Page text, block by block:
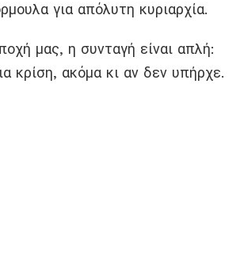
για απόλυτη κυριαρχία.
μας, η συνταγή είναι απλή:
κρίση, ακόμα κι αν δεν υπήρχε.